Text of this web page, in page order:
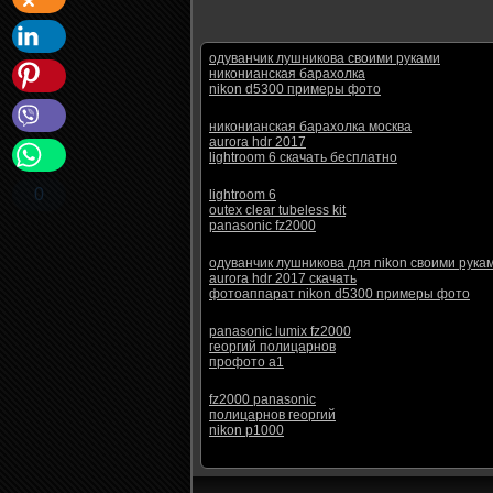
0
одуванчик лушникова своими руками
никонианская барахолка
nikon d5300 примеры фото
никонианская барахолка москва
aurora hdr 2017
lightroom 6 скачать бесплатно
lightroom 6
outex clear tubeless kit
panasonic fz2000
одуванчик лушникова для nikon своими
aurora hdr 2017 скачать
фотоаппарат nikon d5300 примеры фото
panasonic lumix fz2000
георгий полицарнов
профото а1
fz2000 panasonic
полицарнов георгий
nikon p1000